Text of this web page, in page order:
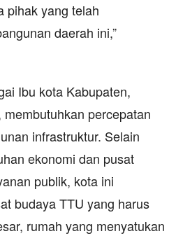
pihak yang telah
daerah ini,”
Ibu kota Kabupaten,
percepatan
infrastruktur. Selain
ekonomi dan pusat
publik, kota ini
budaya TTU yang harus
rumah yang menyatukan